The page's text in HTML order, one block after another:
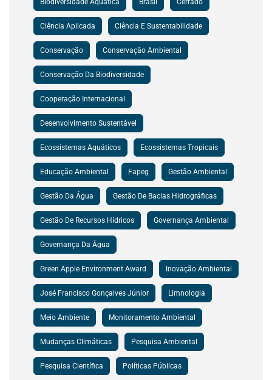
Ciência Aplicada Ciência E Sustentabilidade
Conservação Conservação Ambiental
Conservação Da Biodiversidade
Cooperação Internacional
Desenvolvimento Sustentável
Ecossistemas Aquáticos Ecossistemas Tropicais
Educação Ambiental Fapeg Gestão Ambiental
Gestão Da Água Gestão De Bacias Hidrográficas
Gestão De Recursos Hídricos Governança Ambiental
Governança Da Água
Green Apple Environment Award Inovação Ambiental
José Francisco Gonçalves Júnior Limnologia
Meio Ambiente Monitoramento Ambiental
Mudanças Climáticas Pesquisa Ambiental
Pesquisa Científica Políticas Públicas